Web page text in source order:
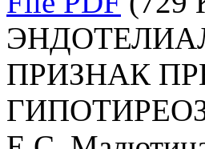
ПРИЗНАК